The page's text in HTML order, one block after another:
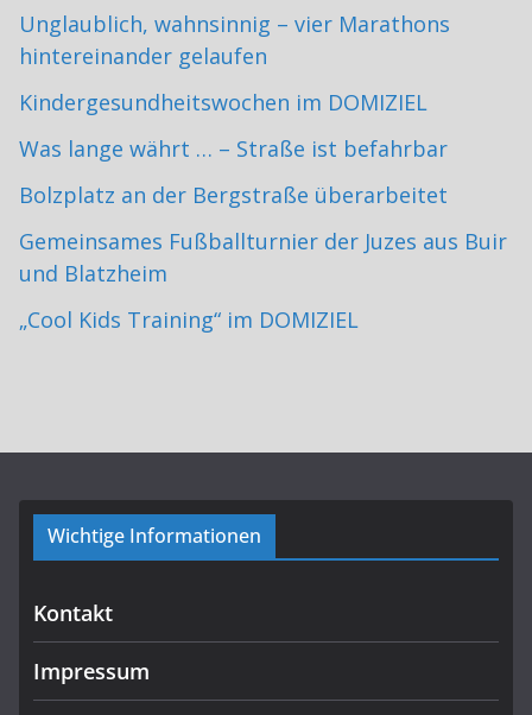
Unglaublich, wahnsinnig – vier Marathons
hintereinander gelaufen
Kindergesundheitswochen im DOMIZIEL
Was lange währt … – Straße ist befahrbar
Bolzplatz an der Bergstraße überarbeitet
Gemeinsames Fußballturnier der Juzes aus Buir
und Blatzheim
„Cool Kids Training“ im DOMIZIEL
Wichtige Informationen
Kontakt
Impressum